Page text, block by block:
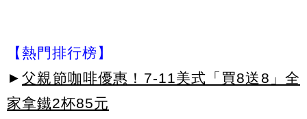
【熱門排行榜】
► 父親節咖啡優惠！7-11美式「買8送8」全
家拿鐵2杯85元